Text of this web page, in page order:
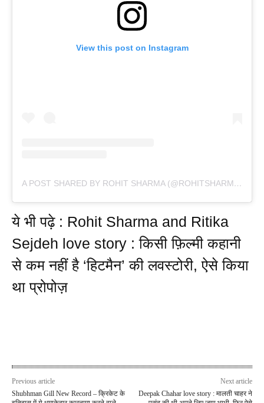
View this post on Instagram
A POST SHARED BY ROHIT SHARMA (@ROHITSHARMA45)
ये भी पढ़े : Rohit Sharma and Ritika
Sejdeh love story : किसी फ़िल्मी कहानी
से कम नहीं है ‘हिटमैन’ की लवस्टोरी, ऐसे किया
था प्रोपोज़
Previous article
Shubhman Gill New Record – क्रिकेट के
Next article
Deepak Chahar love story : मालती चाहर ने